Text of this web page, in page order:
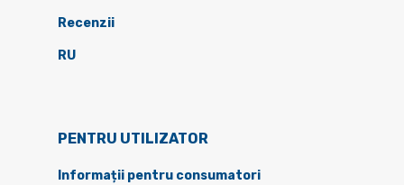
Recenzii
RU
PENTRU UTILIZATOR
Informații pentru consumatori